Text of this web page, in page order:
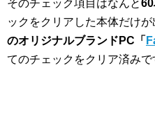
そのチェック項目はなんと
ックをクリアした本体だけが
のオリジナルブランドPC「
てのチェックをクリア済みで